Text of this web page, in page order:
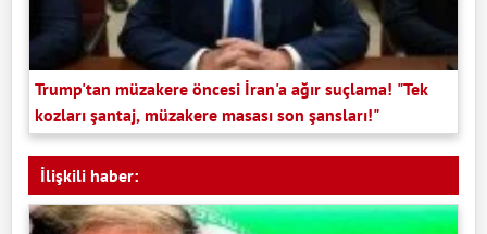
Trump'tan müzakere öncesi İran'a ağır suçlama! "Tek
kozları şantaj, müzakere masası son şansları!"
İlişkili haber: